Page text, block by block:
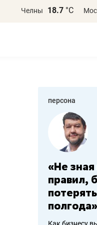
Челны 18.7 °С
персона
«Не
правил,
полгода»